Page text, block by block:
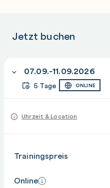
Jetzt buchen
07.09.-11.09.2026
5 Tage ONLINE
Uhrzeit & Location
Trainingspreis
Online